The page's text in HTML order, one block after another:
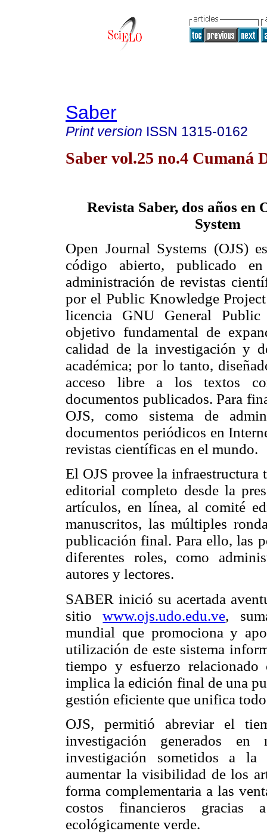
Saber
Print version ISSN 1315-0162
Saber vol.25 no.4 Cumaná
Revista Saber, dos años en
System
Open Journal Systems (OJS)
código abierto, publicado
administración de revistas
por el Public Knowledge
licencia GNU General
objetivo fundamental de
calidad de la investigación y
académica; por lo tanto,
acceso libre a los textos
documentos publicados. Para
OJS, como sistema de
documentos periódicos en
revistas científicas en el mundo.
El OJS provee la
editorial completo desde la
artículos, en línea, al comité
manuscritos, las múltiples
publicación final. Para ello, las
diferentes roles, como
autores y lectores.
SABER inició su acertada
sitiowww.ojs.udo.edu.ve,
mundial que promociona y
utilización de este sistema
tiempo y esfuerzo
implica la edición final de una
gestión eficiente que unifica
OJS, permitió abreviar el
investigación generados
investigación sometidos a la
aumentar la visibilidad de los
forma complementaria a las
costos financieros
ecológicamente verde.